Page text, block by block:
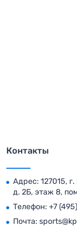
Контакты
Адрес: 127015,
д. 2Б, этаж 8,
Телефон: +7
Почта: